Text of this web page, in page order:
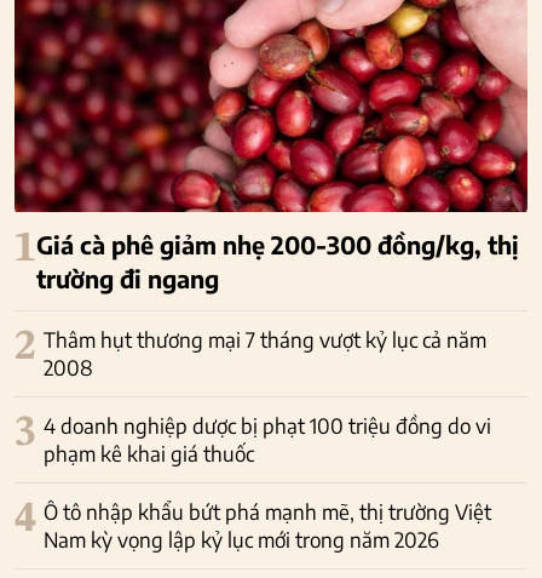
1Giá cà phê giảm nhẹ 200-300 đồng/kg, thị
trường đi ngang
2 Thâm hụt thương mại 7 tháng vượt kỷ lục cả năm
2008
3 4 doanh nghiệp dược bị phạt 100 triệu đồng do vi
phạm kê khai giá thuốc
4 Ô tô nhập khẩu bứt phá mạnh mẽ, thị trường Việt
Nam kỳ vọng lập kỷ lục mới trong năm 2026